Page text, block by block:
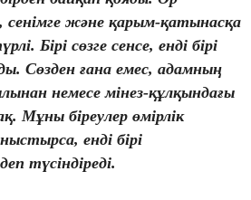
сенімге және қарым-қатынасқа
Бірі сөзге сенсе, енді бірі
Сөзден ғана емес, адамның
немесе мінез-құлқындағы
Мұны біреулер өмірлік
енді бірі
түсіндіреді.